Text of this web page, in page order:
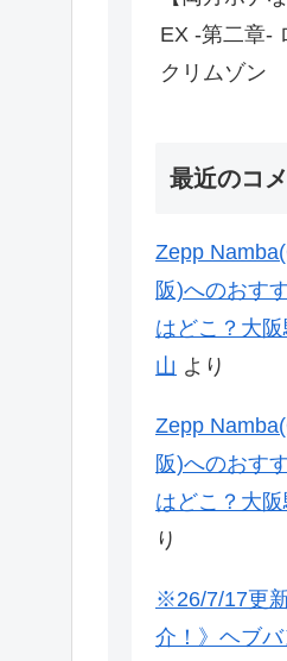
EX -第二章-
クリムゾン
最近のコ
Zepp
阪)へのおす
はどこ？大阪
山 より
Zepp
阪)へのおす
はどこ？大阪
り
※26/7/17更
介！》ヘブ